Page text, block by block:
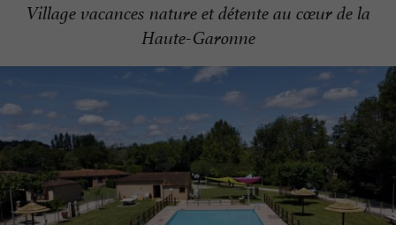
Village vacances nature et détente au cœur de la
Haute-Garonne